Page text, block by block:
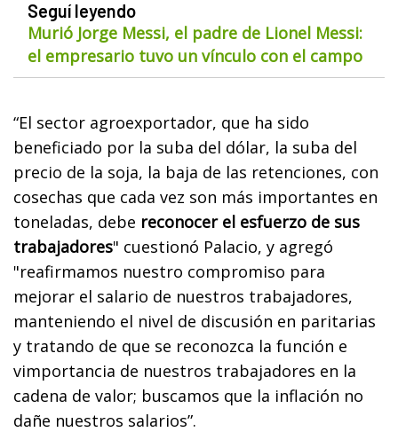
Seguí leyendo
Murió Jorge Messi, el padre de Lionel Messi:
el empresario tuvo un vínculo con el campo
“El sector agroexportador, que ha sido
beneficiado por la suba del dólar, la suba del
precio de la soja, la baja de las retenciones, con
cosechas que cada vez son más importantes en
toneladas, debe reconocer el esfuerzo de sus
trabajadores" cuestionó Palacio, y agregó
"reafirmamos nuestro compromiso para
mejorar el salario de nuestros trabajadores,
manteniendo el nivel de discusión en paritarias
y tratando de que se reconozca la función e
vimportancia de nuestros trabajadores en la
cadena de valor; buscamos que la inflación no
dañe nuestros salarios”.